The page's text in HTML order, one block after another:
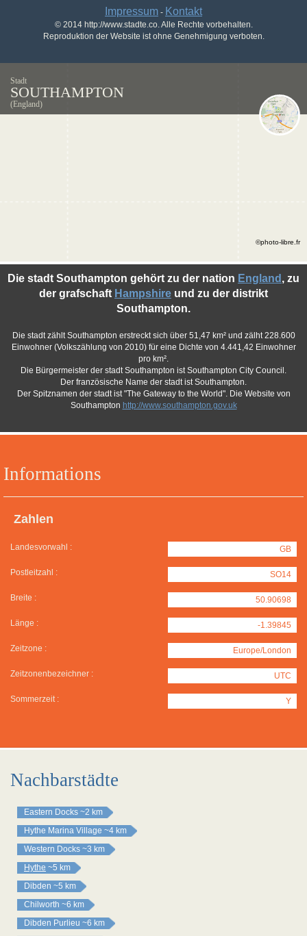
Impressum - Kontakt
© 2014 http://www.stadte.co. Alle Rechte vorbehalten.
Reproduktion der Website ist ohne Genehmigung verboten.
Stadt
SOUTHAMPTON
(England)
Informations
Zahlen
Landesvorwahl : GB
Postleitzahl : SO14
Breite : 50.90698
Länge : -1.39845
Zeitzone : Europe/London
Zeitzonenbezeichner : UTC
Sommerzeit : Y
Die stadt Southampton gehört zu der nation England , zu
der grafschaft Hampshire und zu der distrikt
Southampton.
Die stadt zählt Southampton erstreckt sich über 51,47 km² und zälht 228.600
Einwohner (Volkszählung von 2010) für eine Dichte von 4.441,42 Einwohner
pro km².
Die Bürgermeister der stadt Southampton ist Southampton City Council.
Der französische Name der stadt ist Southampton.
Der Spitznamen der stadt ist "The Gateway to the World". Die Website von
Southampton http://www.southampton.gov.uk
©photo-libre.fr
Nachbarstädte
Eastern Docks ~2 km
Hythe Marina Village ~4 km
Western Docks ~3 km
Hythe ~5 km
Dibden ~5 km
Chilworth ~6 km
Dibden Purlieu ~6 km